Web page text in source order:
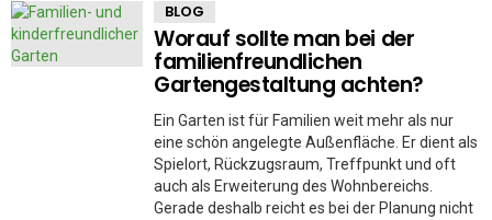
BLOG
Worauf sollte man bei der
familienfreundlichen
Gartengestaltung achten?
Ein Garten ist für Familien weit mehr als nur
eine schön angelegte Außenfläche. Er dient als
Spielort, Rückzugsraum, Treffpunkt und oft
auch als Erweiterung des Wohnbereichs.
Gerade deshalb reicht es bei der Planung nicht